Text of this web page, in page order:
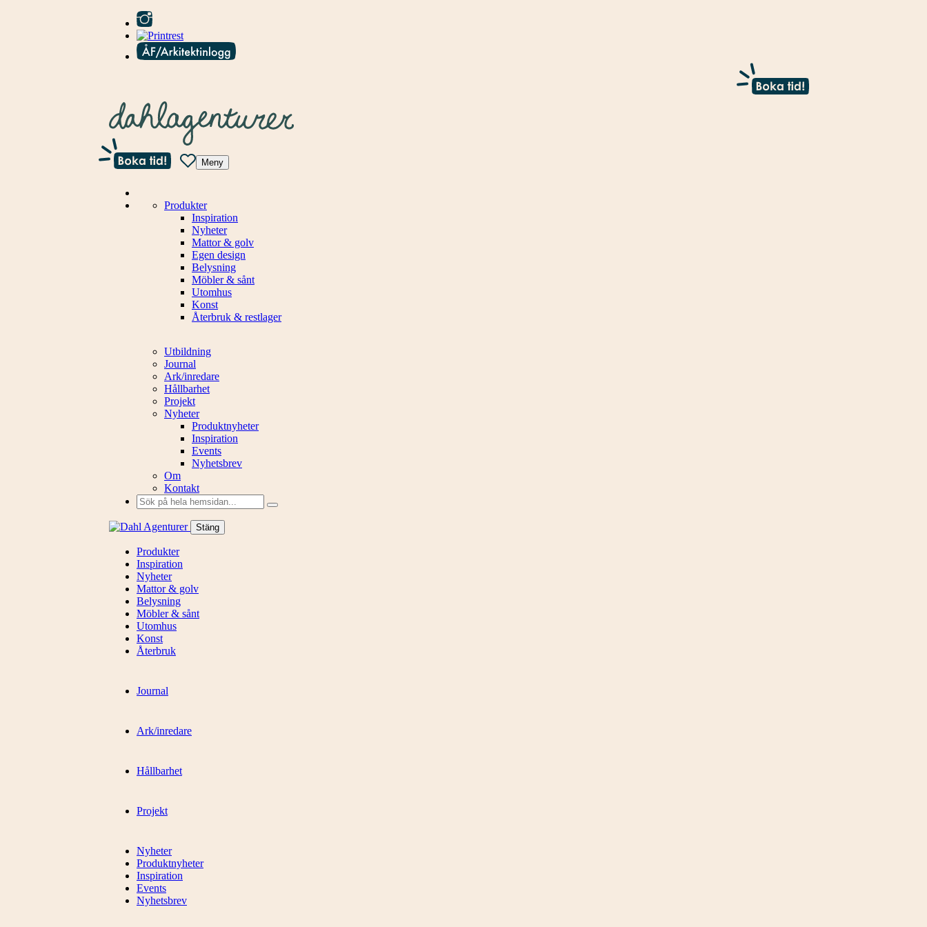
Meny
Produkter
Inspiration
Nyheter
Mattor & golv
Egen design
Belysning
Möbler & sånt
Utomhus
Konst
Återbruk & restlager
Utbildning
Journal
Ark/inredare
Hållbarhet
Projekt
Nyheter
Produktnyheter
Inspiration
Events
Nyhetsbrev
Om
Kontakt
Sök
efter:
Stäng
Produkter
Inspiration
Nyheter
Mattor & golv
Belysning
Möbler & sånt
Utomhus
Konst
Återbruk
Journal
Ark/inredare
Hållbarhet
Projekt
Nyheter
Produktnyheter
Inspiration
Events
Nyhetsbrev